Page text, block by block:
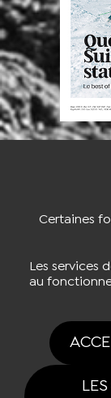
Certaines
Les services
au